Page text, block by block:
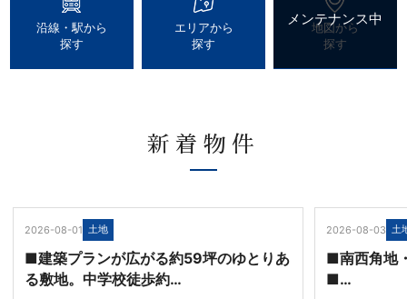
沿線・駅から
探す
エリアから
探す
地図から
探す
新着物件
NEW
2026-08-01 土地
■建築プランが広がる約59坪のゆとりあ
る敷地。中学校徒歩約…
NEW
2026-08-03 土
■南西角地
■…